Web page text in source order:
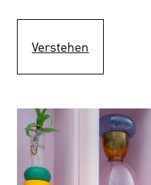
Verstehen